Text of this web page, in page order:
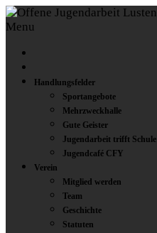
Menu
Handlungsfelder
Sportangebote
Mehrzweckhalle
Gute Geister
Jugendarbeit trifft Schule
Jugendcafé CFY
Verein
Mitglied werden
Team
Geschichte
Statuten